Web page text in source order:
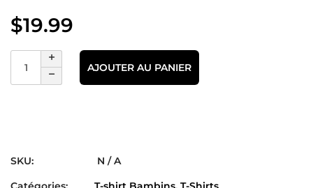
$19.99
AJOUTER AU PANIER
SKU:
N / A